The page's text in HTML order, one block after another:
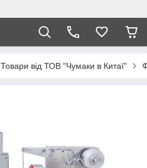
Товари від ТОВ "Чумаки в Китаї"